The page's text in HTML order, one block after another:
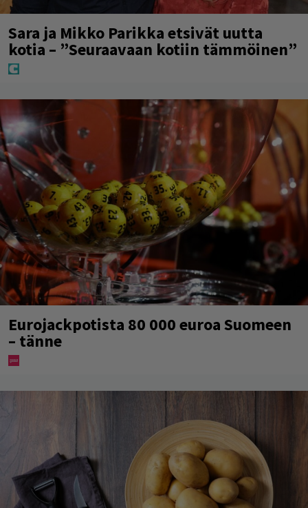
Sara ja Mikko Parikka etsivät uutta
kotia – ”Seuraavaan kotiin tämmöinen”
Eurojackpotista 80 000 euroa Suomeen
– tänne